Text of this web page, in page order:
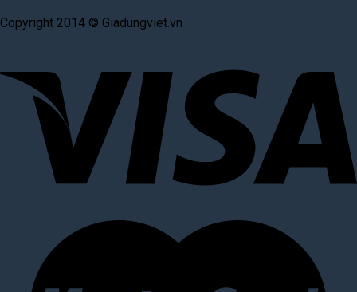
Copyright 2014 © Giadungviet.vn